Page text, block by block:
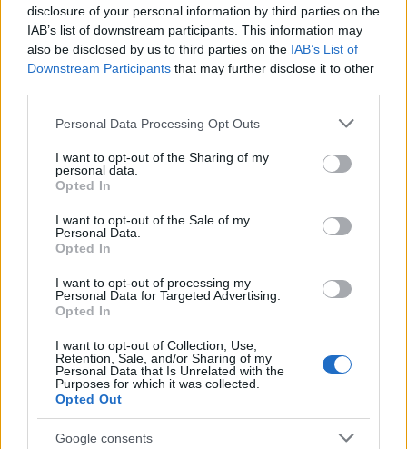
disclosure of your personal information by third parties on the
IAB’s list of downstream participants. This information may
also be disclosed by us to third parties on the IAB’s List of
Downstream Participants that may further disclose it to other
Please note that this website/app uses one or more Google
not limited to your visit or usage behaviour. You may click to
grant or deny consent to Google and its third-party tags to
use your data for below specified purposes in below Google
consent section.
Personal Data Processing Opt Outs
I want to opt-out of the Sharing of my
personal data.
Opted In
I want to opt-out of the Sale of my
Personal Data.
Opted In
I want to opt-out of processing my
Personal Data for Targeted Advertising.
Opted In
I want to opt-out of Collection, Use,
Retention, Sale, and/or Sharing of my
Personal Data that Is Unrelated with the
Purposes for which it was collected.
Opted Out
Google consents
Διαβάζονται αυτή τη στιγμή
2027 - Το παράπονο της Καρυστιανού - Στον
ΣΥΡΙΖΑ μελετούν Ιστορία
«κίτρινα» και «κόκκινα» σπίτια για τις
αποζημιώσεις
Ποια είναι η (κυβερνητική) λίστα με τα μεγάλα
οδικά έργα και τα εκτιμώμενα
χρονοδιαγράμματα